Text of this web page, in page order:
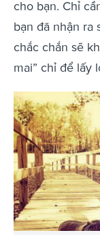
cho bạn. Chỉ
bạn đã nhận ra
chắc chắn sẽ
mai” chỉ để lấy